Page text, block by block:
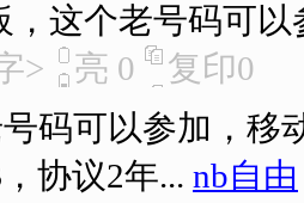
，这个老号码可以
> 亮 0 复印0
码可以参加，移
协议2年... nb自由